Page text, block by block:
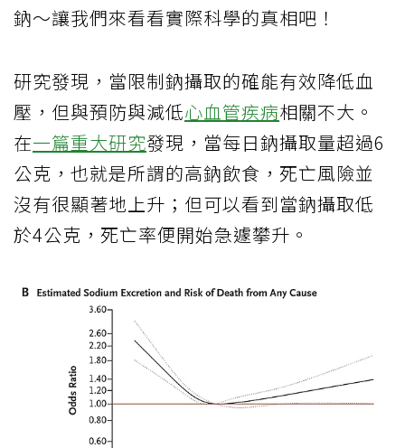
鈉～讓我們來看看實際科學的真相吧！
研究發現，當限制鈉攝取的確能有效降低血
壓，但與預防與減低心血管疾病相關不大。
在一篇重大研究發現，當每日鈉攝取量超過6
公克，也就是所謂的高鈉飲食，死亡風險並
沒有很顯著地上升；但可以看到當鈉攝取低
於4公克，死亡率便開始急遽攀升。